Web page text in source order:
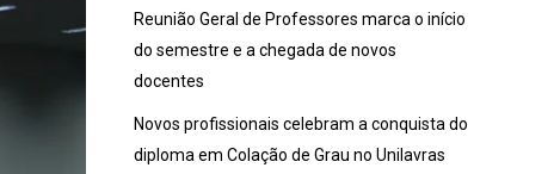
Reunião Geral de Professores marca o início
do semestre e a chegada de novos
docentes
Novos profissionais celebram a conquista do
diploma em Colação de Grau no Unilavras